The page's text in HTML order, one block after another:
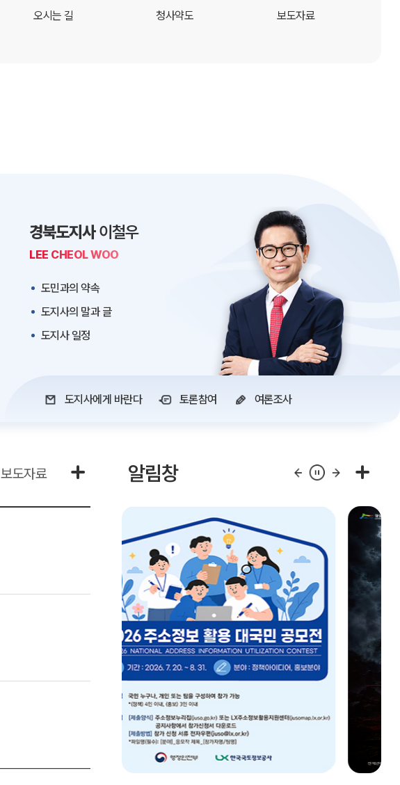
오시는 길 청사약도 보도자료
경북도지사이철우
LEE CHEOL WOO
도민과의 약속
도지사의 말과 글
도지사 일정
도지사에게 바란다 토론참여 여론조사
보도자료 알림창